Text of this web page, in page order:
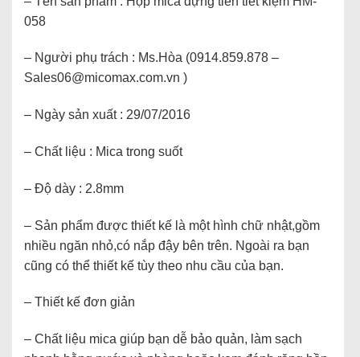
058
– Người phụ trách : Ms.Hòa (0914.859.878 –
Sales06@micomax.com.vn )
– Ngày sản xuất : 29/07/2016
– Chất liệu : Mica trong suốt
– Độ dày : 2.8mm
– Sản phẩm được thiết kế là một hình chữ nhật,gồm
nhiều ngăn nhỏ,có nắp đậy bên trên. Ngoài ra bạn
cũng có thể thiết kế tùy theo nhu cầu của bạn.
– Thiết kế đơn giản
– Chất liệu mica giúp bạn dễ bảo quản, làm sạch